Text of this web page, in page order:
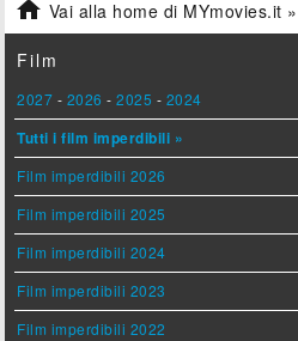
 Vai alla home di MYmovies.it »
Film
2027 - 2026 -2025 - 2024
Tutti i film imperdibili »
Film imperdibili 2026
Film imperdibili 2025
Film imperdibili 2024
Film imperdibili 2023
Film imperdibili 2022